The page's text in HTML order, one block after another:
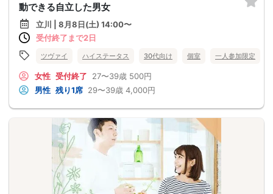
動できる自立した男女
立川 | 8月8日(土) 14:00〜
受付終了まで2日
ツヴァイ ハイステータス 30代向け 個室 一人参加限定
女性 受付終了 27〜39歳 500円
男性 残り1席 29〜39歳 4,000円